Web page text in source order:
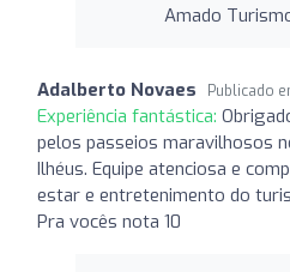
Amado
Adalberto Novaes Publicado
Experiência fantástica:
pelos passeios maravilhosos
Ilhéus. Equipe atenciosa e
estar e entretenimento do
Pra vocês nota 10